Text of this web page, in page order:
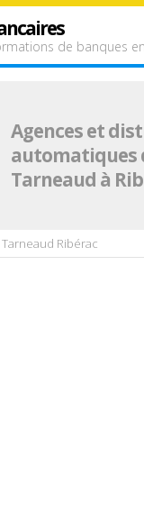
de banques
Agences et
automatiques
Tarneaud à
Ribérac